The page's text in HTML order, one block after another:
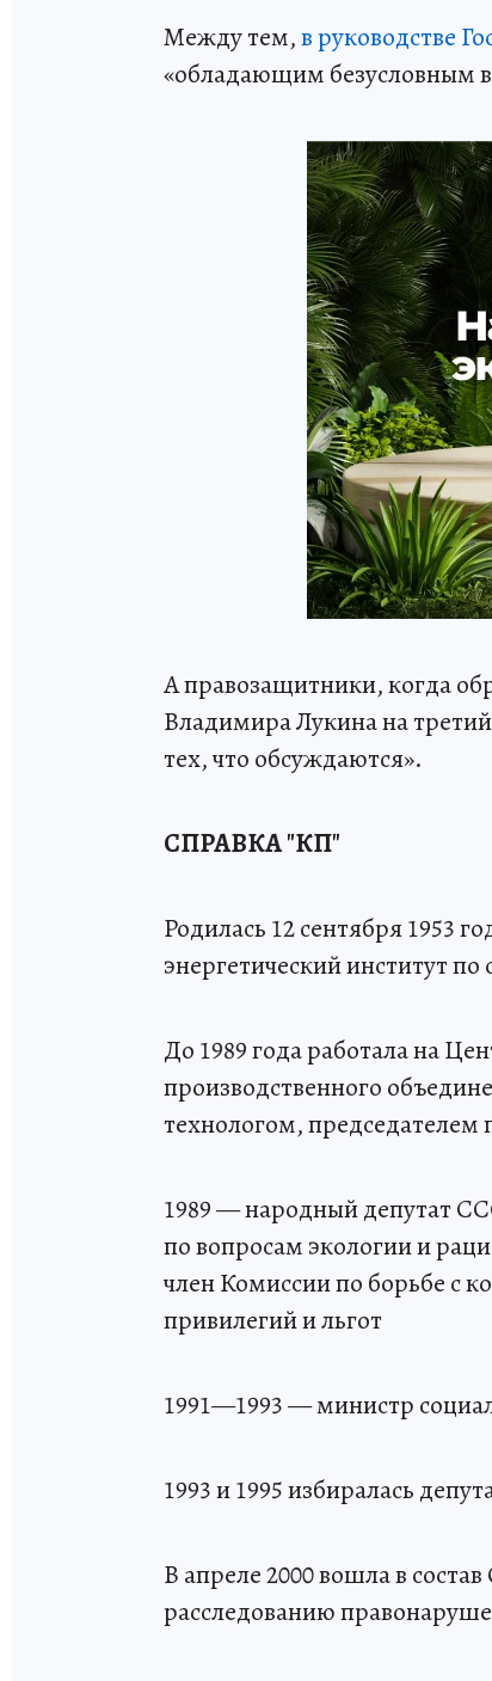
Между тем,в руководстве
«обладающим безусловным
А правозащитники, когда
Владимира Лукина на
тех, что обсуждаются».
СПРАВКА "КП"
Родилась 12 сентября 1953
энергетический институт
До 1989 года работала на
производственного
технологом,
1989 — народный депутат
по вопросам экологии и
член Комиссии по борьбе с
привилегий и льгот
1991—1993 — министр
1993 и 1995 избиралась
В апреле 2000 вошла в
расследованию